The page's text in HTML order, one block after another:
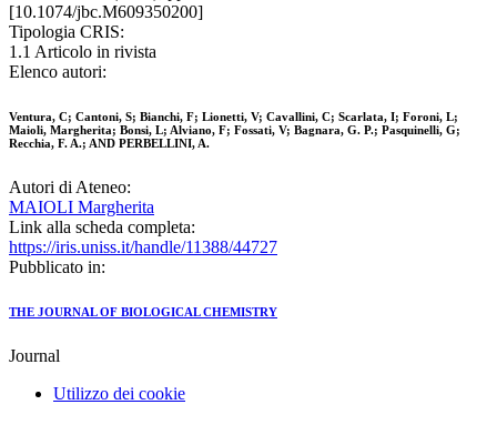
[10.1074/jbc.M609350200]
Tipologia CRIS:
1.1 Articolo in rivista
Elenco autori:
Ventura, C; Cantoni, S; Bianchi, F; Lionetti, V; Cavallini, C; Scarlata, I; Foroni, L;
Maioli, Margherita; Bonsi, L; Alviano, F; Fossati, V; Bagnara, G. P.; Pasquinelli, G;
Recchia, F. A.; AND PERBELLINI, A.
Autori di Ateneo:
MAIOLI Margherita
Link alla scheda completa:
https://iris.uniss.it/handle/11388/44727
Pubblicato in:
THE JOURNAL OF BIOLOGICAL CHEMISTRY
Journal
Utilizzo dei cookie